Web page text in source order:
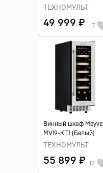
ТЕХНОМУЛЬТ
49 999 ₽ 7
Винный шкаф Meyvel
MV19-K T1 (Белый)
ТЕХНОМУЛЬТ
55 899 ₽ 12